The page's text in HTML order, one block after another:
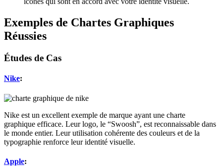
Exemples de Chartes Graphiques
Réussies
Études de Cas
Nike:
Nike est un excellent exemple de marque ayant une charte
graphique efficace. Leur logo, le “Swoosh”, est reconnaissable dans
le monde entier. Leur utilisation cohérente des couleurs et de la
typographie renforce leur identité visuelle.
Apple: